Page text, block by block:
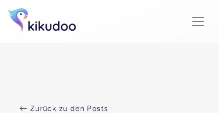
Zurück zu den Posts